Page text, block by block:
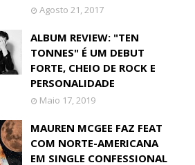
Agosto 21, 2017
ALBUM REVIEW: "TEN
TONNES" É UM DEBUT
FORTE, CHEIO DE ROCK E
PERSONALIDADE
Maio 17, 2019
MAUREN MCGEE FAZ FEAT
COM NORTE-AMERICANA
EM SINGLE CONFESSIONAL